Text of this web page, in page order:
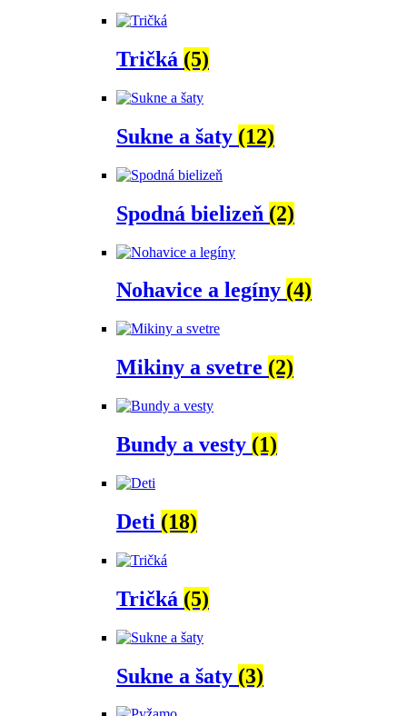
Tričká (5)
Sukne a šaty (12)
Spodná bielizeň (2)
Nohavice a legíny (4)
Mikiny a svetre (2)
Bundy a vesty (1)
Deti (18)
Tričká (5)
Sukne a šaty (3)